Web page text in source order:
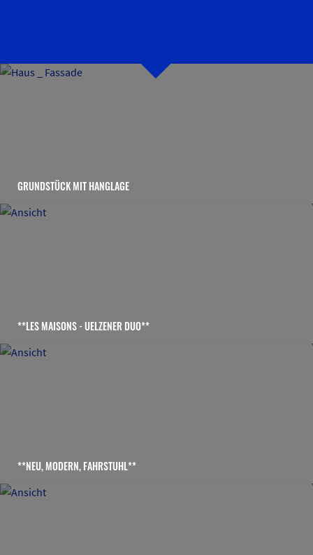
GRUNDSTÜCK MIT HANGLAGE
**LES MAISONS - UELZENER DUO**
**NEU, MODERN, FAHRSTUHL**